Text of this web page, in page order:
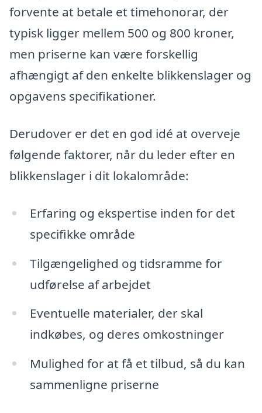
forvente at betale et timehonorar, der
typisk ligger mellem 500 og 800 kroner,
men priserne kan være forskellig
afhængigt af den enkelte blikkenslager og
opgavens specifikationer.
Derudover er det en god idé at overveje
følgende faktorer, når du leder efter en
blikkenslager i dit lokalområde:
Erfaring og ekspertise inden for det
specifikke område
Tilgængelighed og tidsramme for
udførelse af arbejdet
Eventuelle materialer, der skal
indkøbes, og deres omkostninger
Mulighed for at få et tilbud, så du kan
sammenligne priserne